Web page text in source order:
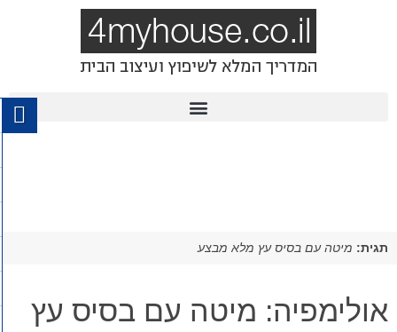
תגית: מיטה עם בסיס עץ מלא מבצע
אולימפיה: מיטה עם בסיס עץ